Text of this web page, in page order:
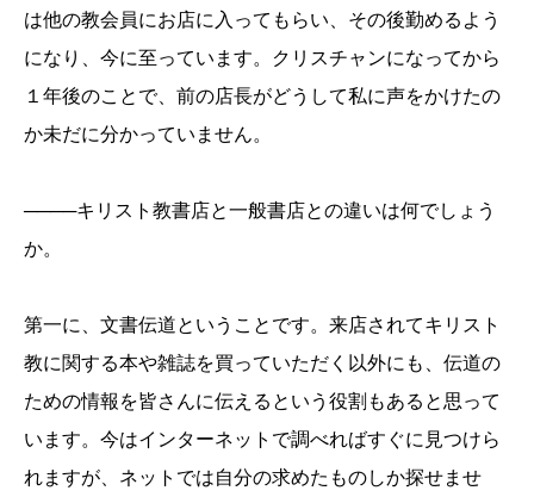
は他の教会員にお店に入ってもらい、その後勤めるよう
になり、今に至っています。クリスチャンになってから
１年後のことで、前の店長がどうして私に声をかけたの
か未だに分かっていません。
────キリスト教書店と一般書店との違いは何でしょう
か。
第一に、文書伝道ということです。来店されてキリスト
教に関する本や雑誌を買っていただく以外にも、伝道の
ための情報を皆さんに伝えるという役割もあると思って
います。今はインターネットで調べればすぐに見つけら
れますが、ネットでは自分の求めたものしか探せませ